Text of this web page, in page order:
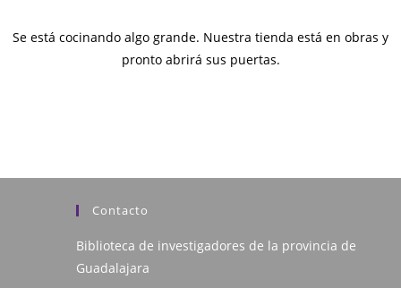
Se está cocinando algo grande. Nuestra tienda está en obras y
pronto abrirá sus puertas.
Contacto
Biblioteca de investigadores de la provincia de
Guadalajara